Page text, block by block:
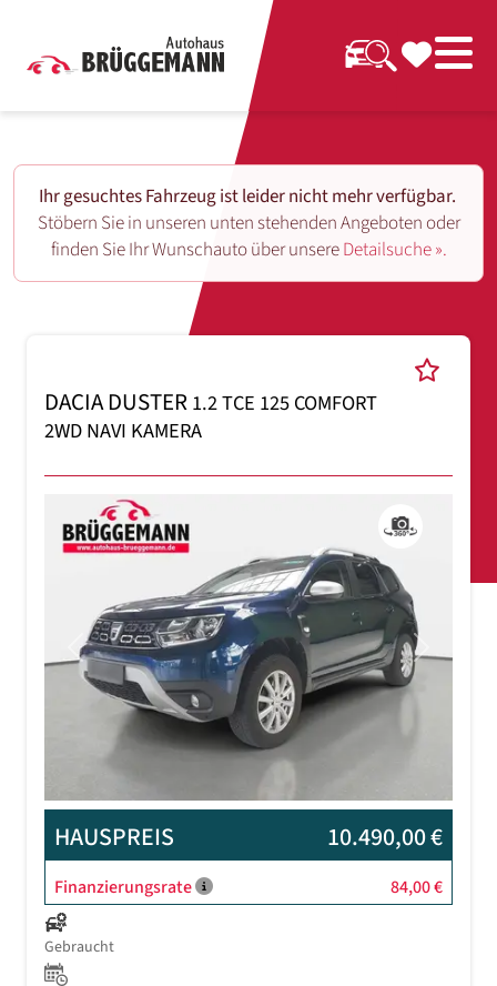
Ihr gesuchtes Fahrzeug ist leider nicht mehr verfügbar.
Stöbern Sie in unseren unten stehenden Angeboten oder
finden Sie Ihr Wunschauto über unsereDetailsuche ».
DACIA DUSTER1.2 TCE 125 COMFORT
2WD NAVI KAMERA
Previous Next
HAUSPREIS 10.490,00 €
Finanzierungsrate 84,00 €
Gebraucht